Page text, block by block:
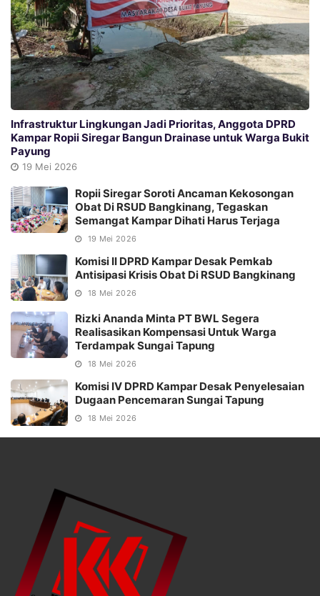
Infrastruktur Lingkungan Jadi Prioritas, Anggota DPRD
Kampar Ropii Siregar Bangun Drainase untuk Warga Bukit
Payung
19 Mei 2026
Ropii Siregar Soroti Ancaman Kekosongan
Obat Di RSUD Bangkinang, Tegaskan
Semangat Kampar Dihati Harus Terjaga
19 Mei 2026
Komisi II DPRD Kampar Desak Pemkab
Antisipasi Krisis Obat Di RSUD Bangkinang
18 Mei 2026
Rizki Ananda Minta PT BWL Segera
Realisasikan Kompensasi Untuk Warga
Terdampak Sungai Tapung
18 Mei 2026
Komisi IV DPRD Kampar Desak Penyelesaian
Dugaan Pencemaran Sungai Tapung
18 Mei 2026